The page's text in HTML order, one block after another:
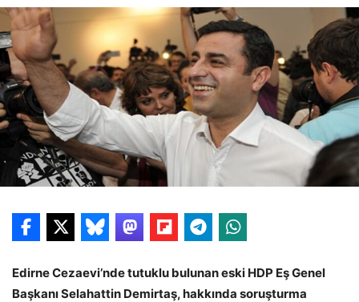
Edirne Cezaevi’nde tutuklu bulunan eski HDP Eş Genel
Başkanı Selahattin Demirtaş, hakkında soruşturma